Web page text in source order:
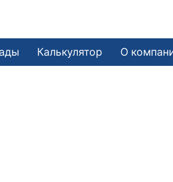
Калькулятор О